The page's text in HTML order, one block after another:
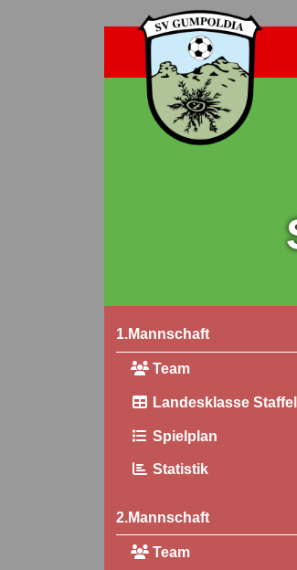
1.Mannschaft
Team
Landesklasse
Spielplan
Statistik
2.Mannschaft
Team